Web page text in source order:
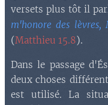
versets plus tôt il
m'honore des
(Matthieu 15.8).
Dans le passage
deux choses
est utilisé. La